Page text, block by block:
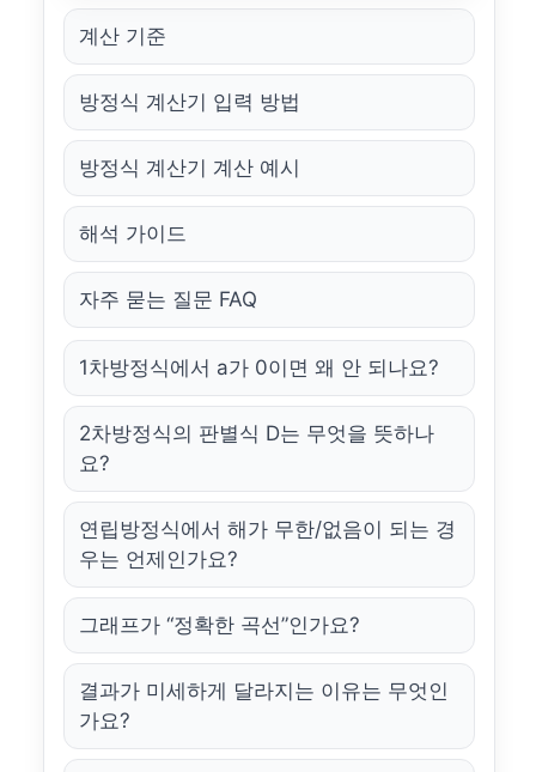
계산 기준
방정식 계산기 입력 방법
방정식 계산기 계산 예시
해석 가이드
자주 묻는 질문 FAQ
1차방정식에서 a가 0이면 왜 안 되나요?
2차방정식의 판별식 D는 무엇을 뜻하나
요?
연립방정식에서 해가 무한/없음이 되는 경
우는 언제인가요?
그래프가 “정확한 곡선”인가요?
결과가 미세하게 달라지는 이유는 무엇인
가요?